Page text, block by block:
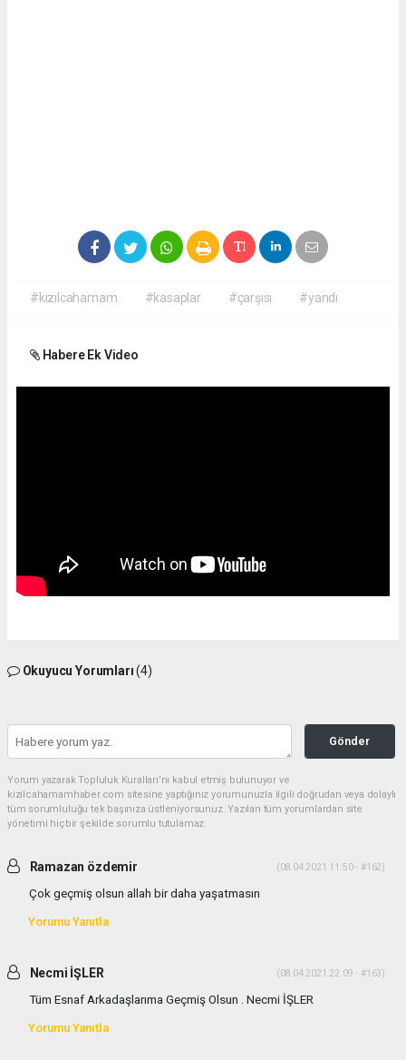
#kızılcahamam #kasaplar #çarşısı #yandı
Habere Ek Video
Okuyucu Yorumları(4)
Gönder
Yorum yazarak Topluluk Kuralları’nı kabul etmiş bulunuyor ve
kizilcahamamhaber.com sitesine yaptığınız yorumunuzla ilgili doğrudan veya dolaylı
tüm sorumluluğu tek başınıza üstleniyorsunuz. Yazılan tüm yorumlardan site
yönetimi hiçbir şekilde sorumlu tutulamaz.
Ramazan özdemir (08.04.2021 11:50 - #162)
Çok geçmiş olsun allah bir daha yaşatmasın
Yorumu Yanıtla
Necmi İŞLER (08.04.2021 22:09 - #163)
Tüm Esnaf Arkadaşlarıma Geçmiş Olsun . Necmi İŞLER
Yorumu Yanıtla